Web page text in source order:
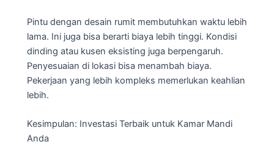
Pintu dengan desain rumit membutuhkan waktu lebih
lama. Ini juga bisa berarti biaya lebih tinggi. Kondisi
dinding atau kusen eksisting juga berpengaruh.
Penyesuaian di lokasi bisa menambah biaya.
Pekerjaan yang lebih kompleks memerlukan keahlian
lebih.
Kesimpulan: Investasi Terbaik untuk Kamar Mandi
Anda